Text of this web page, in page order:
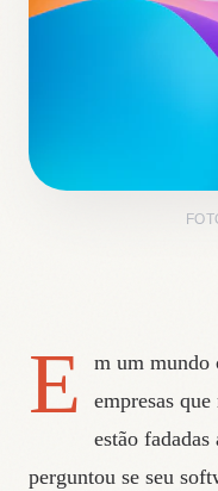
E
m um mundo
empresas
estão
perguntou se seu